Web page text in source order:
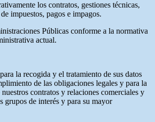
los contratos, gestiones técnicas,
impuestos, pagos e impagos.
Públicas conforme a la normativa
actual.
la recogida y el tratamiento de sus datos
de las obligaciones legales y para la
contratos y relaciones comerciales y
grupos de interés y para su mayor